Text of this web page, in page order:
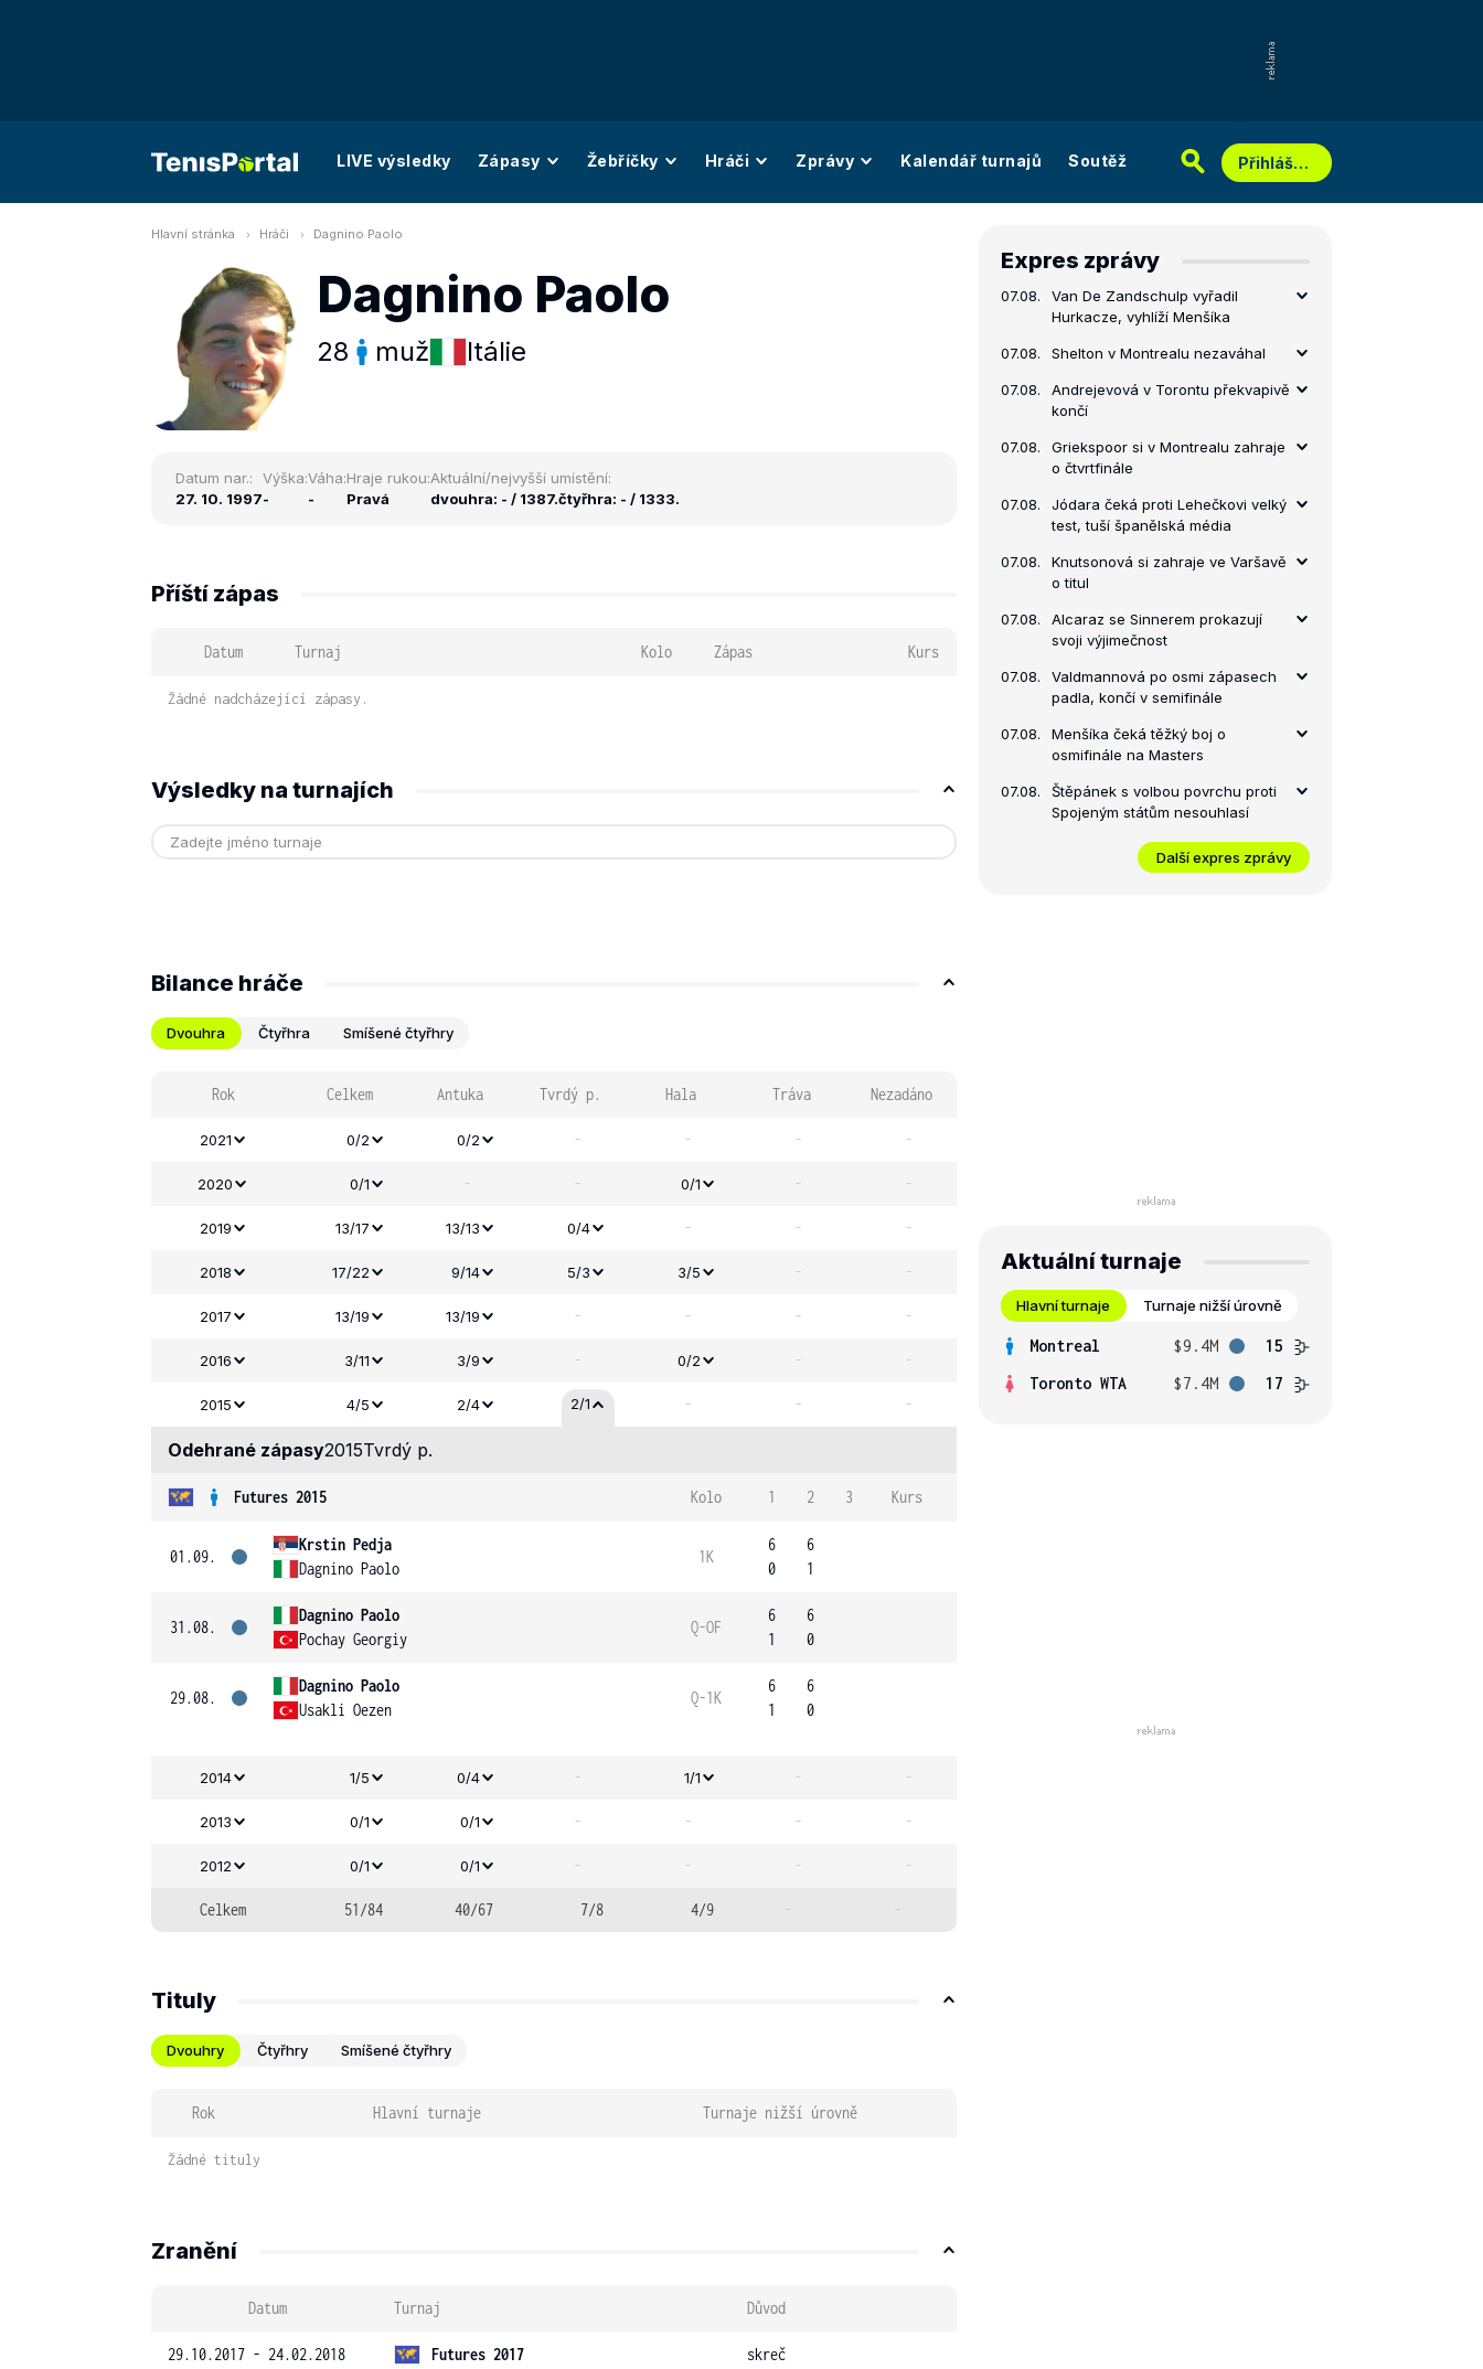
LIVE výsledky Zápasy Žebříčky Hráči Zprávy Kalendář turnajů Soutěž Přihlášení
Hlavní stránka Hráči Dagnino Paolo
Dagnino Paolo
28 muž Itálie
Datum nar.:
27. 10. 1997
Výška:
-
Váha:
-
Hraje rukou:
Pravá
Aktuální/nejvyšší umístění:
dvouhra: - / 1387.čtyřhra: - / 1333.
Příští zápas
Datum Turnaj Kolo Zápas Kurs
Žádné nadcházející zápasy.
Výsledky na turnajích
Bilance hráče
Dvouhra Čtyřhra Smíšené čtyřhry
Rok Celkem Antuka Tvrdý p. Hala Tráva Nezadáno
2021 0/2 0/2 - - - -
2020 0/1 - - 0/1 - -
2019 13/17 13/13 0/4 - - -
2018 17/22 9/14 5/3 3/5 - -
2017 13/19 13/19 - - - -
2016 3/11 3/9 - 0/2 - -
2015 4/5 2/4 2/1 - - -
Odehrané zápasy2015Tvrdý p.
Futures 2015 Kolo 1 2 3 Kurs
01.09.
Krstin Pedja
Dagnino Paolo
1K
6
0
6
1
31.08.
Dagnino Paolo
Pochay Georgiy
Q-OF
6
1
6
0
29.08.
Dagnino Paolo
Usakli Oezen
Q-1K
6
1
6
0
2014 1/5 0/4 - 1/1 - -
2013 0/1 0/1 - - - -
2012 0/1 0/1 - - - -
Celkem 51/84 40/67 7/8 4/9 - -
Tituly
Dvouhry Čtyřhry Smíšené čtyřhry
Rok Hlavní turnaje Turnaje nižší úrovně
Žádné tituly
Zranění
Datum Turnaj Důvod
29.10.2017 - 24.02.2018 Futures 2017 skreč
Expres zprávy
07.08.
Van De Zandschulp vyřadil
Hurkacze, vyhlíží Menšíka
07.08. Shelton v Montrealu nezaváhal
07.08.
Andrejevová v Torontu překvapivě
končí
07.08.
Griekspoor si v Montrealu zahraje
o čtvrtfinále
07.08.
Jódara čeká proti Lehečkovi velký
test, tuší španělská média
07.08.
Knutsonová si zahraje ve Varšavě
o titul
07.08.
Alcaraz se Sinnerem prokazují
svoji výjimečnost
07.08.
Valdmannová po osmi zápasech
padla, končí v semifinále
07.08.
Menšíka čeká těžký boj o
osmifinále na Masters
07.08.
Štěpánek s volbou povrchu proti
Spojeným státům nesouhlasí
Další expres zprávy
Aktuální turnaje
Hlavní turnaje Turnaje nižší úrovně
Montreal $9.4M
15
Toronto WTA
$7.4M 17